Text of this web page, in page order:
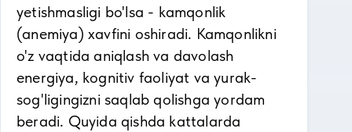
yetishmasligi bo'lsa - kamqonlik
(anemiya) xavfini oshiradi. Kamqonlikni
o'z vaqtida aniqlash va davolash
energiya, kognitiv faoliyat va yurak-
sog'ligingizni saqlab qolishga yordam
beradi. Quyida qishda kattalarda